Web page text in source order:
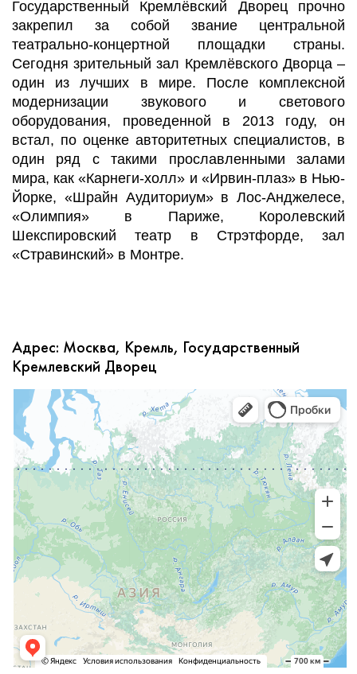
Государственный Кремлёвский Дворец прочно
закрепил за собой звание центральной
театрально-концертной площадки страны.
Сегодня зрительный зал Кремлёвского Дворца –
один из лучших в мире. После комплексной
модернизации звукового и светового
оборудования, проведенной в 2013 году, он
встал, по оценке авторитетных специалистов, в
один ряд с такими прославленными залами
мира, как «Карнеги-холл» и «Ирвин-плаз» в Нью-
Йорке, «Шрайн Аудиториум» в Лос-Анджелесе,
«Олимпия» в Париже, Королевский
Шекспировский театр в Стрэтфорде, зал
«Стравинский» в Монтре.
Адрес: Москва, Кремль, Государственный
Кремлевский Дворец